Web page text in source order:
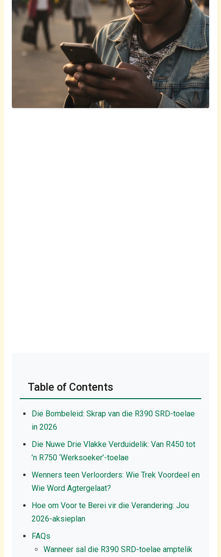
Table of Contents
Die Bombeleid: Skrap van die R390 SRD-toelae
in 2026
Die Nuwe Drie Vlakke Verduidelik: Van R450 tot
’n R750 ‘Werksoeker’-toelae
Wenners teen Verloorders: Wie Trek Voordeel en
Wie Word Agtergelaat?
Hoe om Voor te Berei vir die Verandering: Jou
2026-aksieplan
FAQs
Wanneer sal die R390 SRD-toelae amptelik